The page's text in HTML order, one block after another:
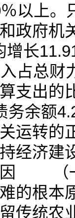
以上。
政府机
增长
占总财
支出的
务余额
运转的
持经济
因 （
的根本
传统农